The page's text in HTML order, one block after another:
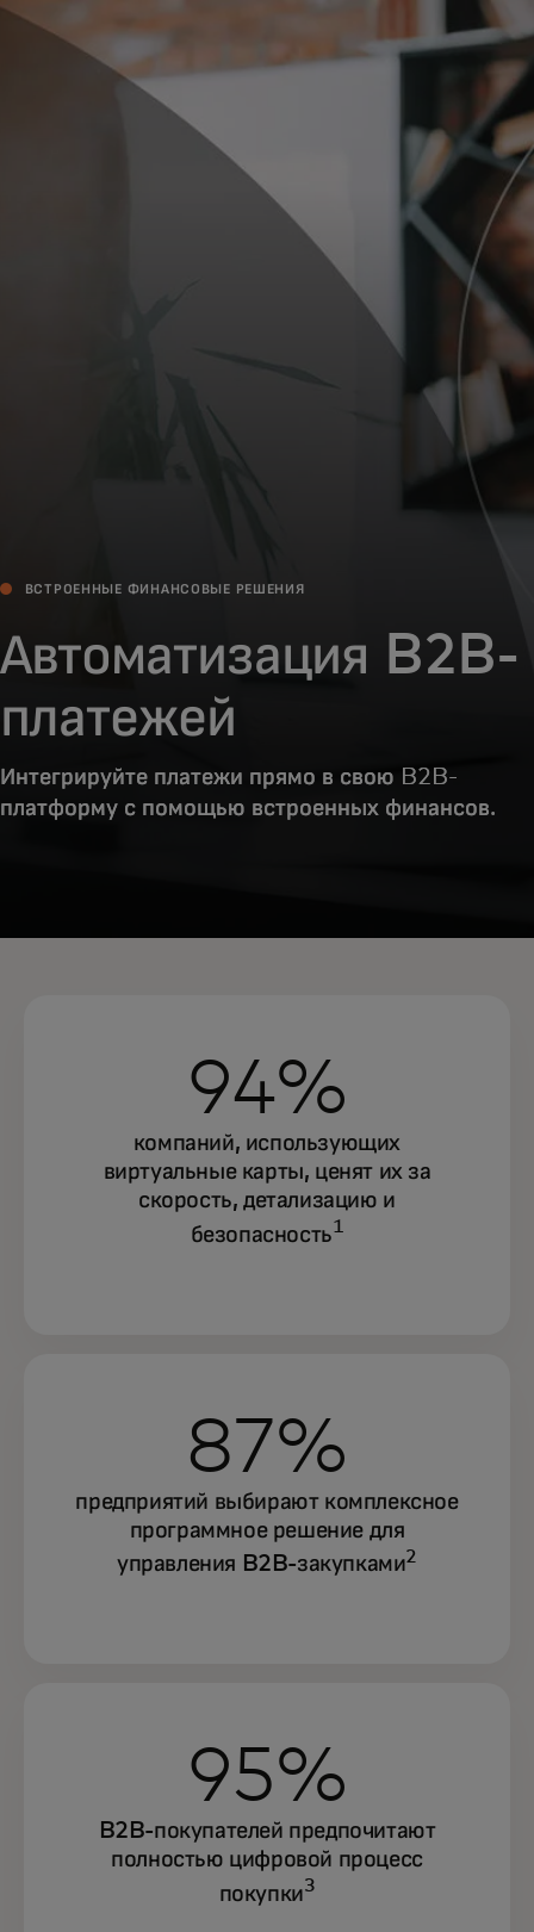
Для вас
Для бизнеса
ВСТРОЕННЫЕ ФИНАНСОВЫЕ РЕШЕНИЯ
Автоматизация B2B-
платежей
Интегрируйте платежи прямо в свою B2B-
платформу с помощью встроенных финансов.
94%
компаний, использующих
виртуальные карты, ценят их за
скорость, детализацию и
безопасность1
87%
предприятий выбирают комплексное
программное решение для
управления B2B-закупками2
95%
B2B-покупателей предпочитают
полностью цифровой процесс
покупки3